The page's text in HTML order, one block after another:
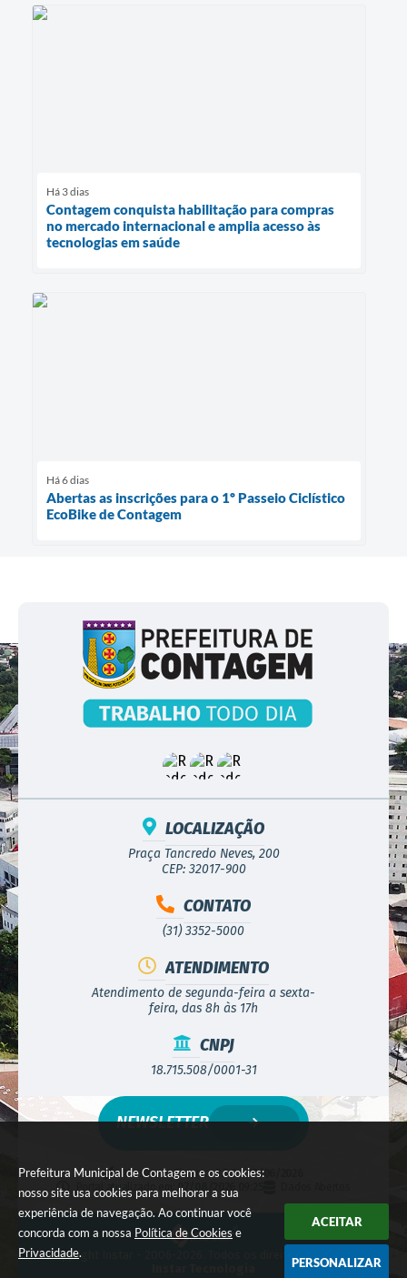
Prefeitura Municipal de Contagem e os cookies:
nosso site usa cookies para melhorar a sua
experiência de navegação. Ao continuar você
concorda com a nossa Política de Cookies e
Privacidade.
ACEITAR
PERSONALIZAR
Há 3 dias
Contagem conquista habilitação para compras
no mercado internacional e amplia acesso às
tecnologias em saúde
Há 6 dias
Abertas as inscrições para o 1º Passeio Ciclístico
EcoBike de Contagem
LOCALIZAÇÃO
Praça Tancredo Neves, 200
CEP: 32017-900
CONTATO
(31) 3352-5000
ATENDIMENTO
Atendimento de segunda-feira a sexta-
feira, das 8h às 17h
CNPJ
18.715.508/0001-31
Versão do Sistema:3.5.3 - 19/06/2026
Portal atualizado em:
07/08/2026 09:25
NEWSLETTER
© Copyright Instar - 2006-2026. Todos os direitos reservados -